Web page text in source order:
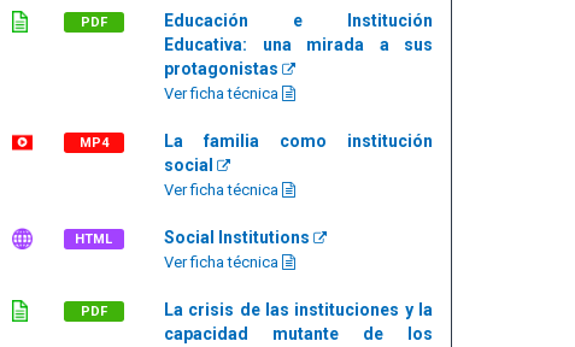
PDF
Educación e Institución
Educativa: una mirada a sus
protagonistas
Ver ficha técnica
MP4
La familia como institución
social
Ver ficha técnica
HTML Social Institutions
Ver ficha técnica
PDF
La crisis de las instituciones y la
capacidad mutante de los